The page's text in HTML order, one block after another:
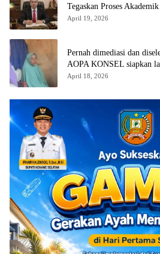
Tegaskan Proses
April 19, 2026
Pernah dimediasi dan
AOPA KONSEL siapkan
yang kembali muncul
April 18, 2026